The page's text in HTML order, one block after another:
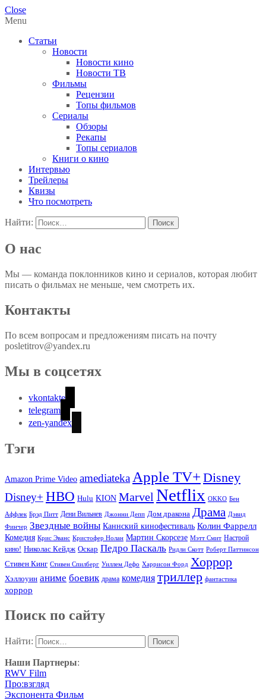
Close
Menu
Статьи
Новости
Новости кино
Новости ТВ
Фильмы
Рецензии
Топы фильмов
Сериалы
Обзоры
Рекапы
Топы сериалов
Книги о кино
Интервью
Трейлеры
Квизы
Что посмотреть
Найти:
О нас
Мы — команда поклонников кино и сериалов, которая любит
писать о фильмах не меньше, чем смотреть их.
Контакты
По всем вопросам и предложениям писать на почту
posletitrov@yandex.ru
Мы в соцсетях
vkontakte
telegram
zen-yandex
Тэги
Amazon Prime Video amediateka Apple TV+ Disney
Disney+ HBO Hulu KION Marvel Netflix OKKO Бен
Аффлек Брэд Питт Дени Вильнев Джонни Депп Дом дракона Драма Дэвид
Финчер Звездные войны Каннский кинофестиваль Колин Фаррелл
Комедия Крис Эванс Кристофер Нолан Мартин Скорсезе Мэтт Смит Настрой
кино! Николас Кейдж Оскар Педро Паскаль Ридли Скотт Роберт Паттинсон
Стивен Кинг Стивен Спилберг Уиллем Дефо Харрисон Форд Хоррор
Хэллоуин аниме боевик драма комедия триллер фантастика
хоррор
Поиск по сайту
Найти:
Наши Партнеры:
RWV Film
Про:взгляд
Экспонента Фильм